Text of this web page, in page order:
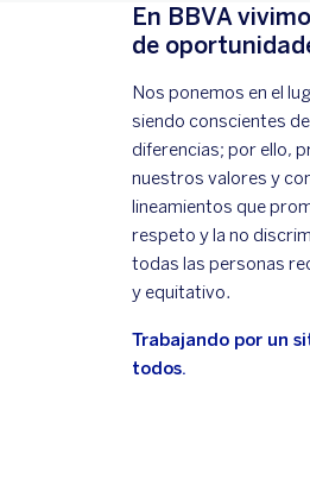
En BBVA
de
Nos ponemos en el
siendo conscientes
diferencias; por ello,
nuestros valores y
lineamientos que
respeto y la no
todas las personas
y equitativo.
Trabajando por un
todos.